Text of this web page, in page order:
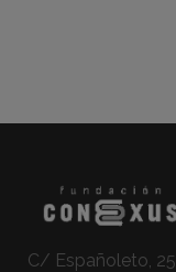
C/ Españoleto,